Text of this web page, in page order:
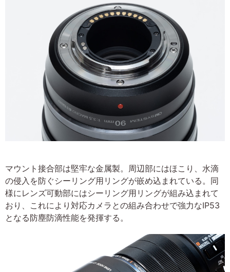
マウント接合部は堅牢な金属製。周辺部にはほこり、水滴
の侵入を防ぐシーリング用リングが嵌め込まれている。同
様にレンズ可動部にはシーリング用リングが組み込まれて
おり、これにより対応カメラとの組み合わせで強力なIP53
となる防塵防滴性能を発揮する。